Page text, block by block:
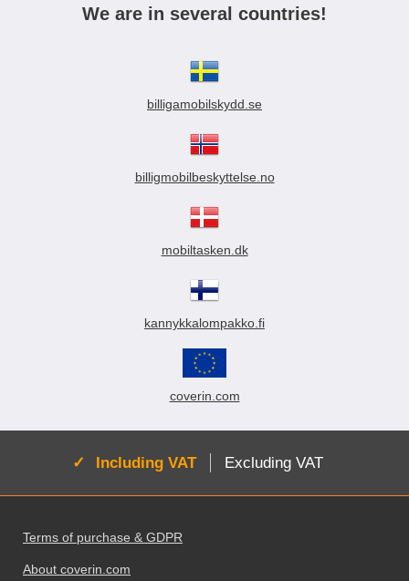
We are in several countries!
billigamobilskydd.se
billigmobilbeskyttelse.no
mobiltasken.dk
kannykkalompakko.fi
coverin.com
Active:
Including VAT Excluding VAT
Terms of purchase & GDPR
About coverin.com